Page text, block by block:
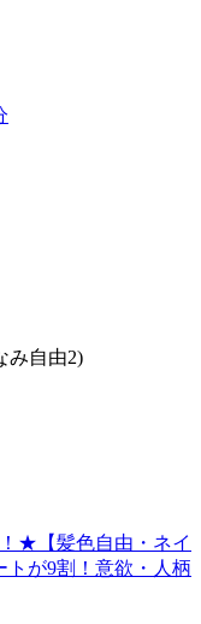
み自由2)
★【髪色自由・ネイ
が9割！意欲・人柄